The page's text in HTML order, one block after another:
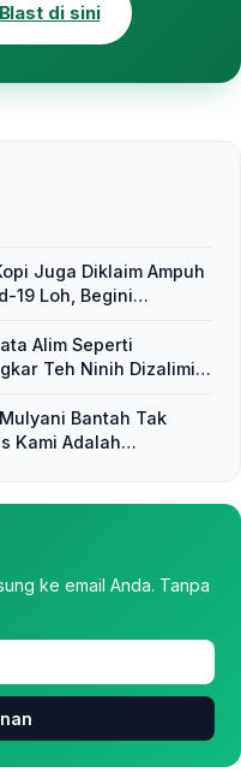
di sini
Juga Diklaim Ampuh
19 Loh, Begini
Alim Seperti
Teh Ninih Dizalimi
Bantah Tak
Kami Adalah
ke email Anda. Tanpa